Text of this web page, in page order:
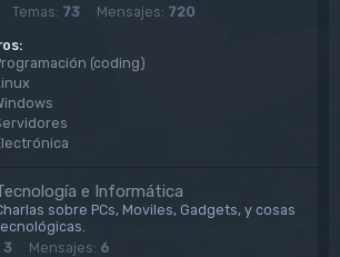
Temas: 73 Mensajes: 720
(coding)
e Informática
sobre PCs, Moviles, Gadgets, y cosas
3 Mensajes: 6